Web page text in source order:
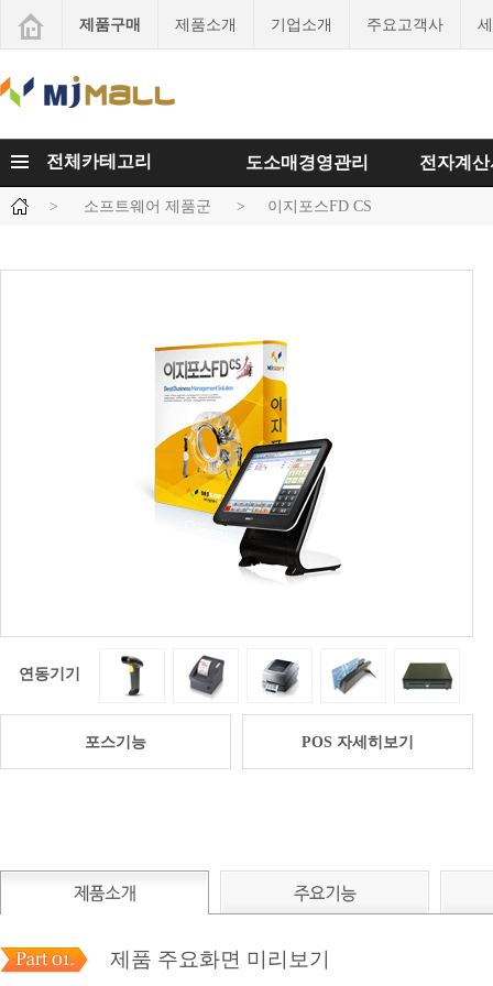
제품구매 제품소개 기업소개 주요고객사
전체카테고리 도소매경영관리 전자계
> 소프트웨어 제품군 > 이지포스FD CS
연동기기
포스기능 POS 자세히보기
제품 주요화면 미리보기